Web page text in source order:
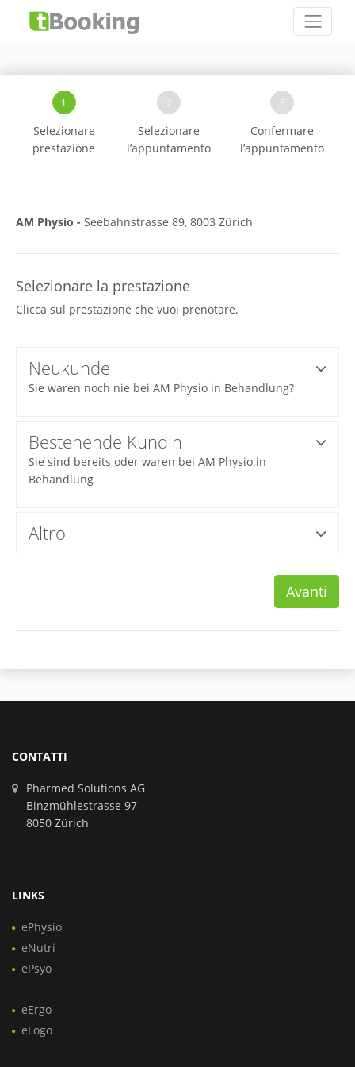
1
Selezionare
prestazione
2
Selezionare
l’appuntamento
3
Confermare
l’appuntamento
AM Physio - Seebahnstrasse 89, 8003 Zürich
Selezionare la prestazione
Clicca sul prestazione che vuoi prenotare.
Neukunde
Sie waren noch nie bei AM Physio in Behandlung?
Bestehende Kundin
Sie sind bereits oder waren bei AM Physio in
Behandlung
Altro
Avanti
CONTATTI
Pharmed Solutions AG
Binzmühlestrasse 97
8050 Zürich
LINKS
ePhysio
eNutri
ePsyo
eErgo
eLogo